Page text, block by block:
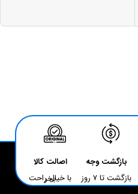
بازگشت وجه
بازگشت تا 7 روز
اصالت کالا
با خیال راحت بخر